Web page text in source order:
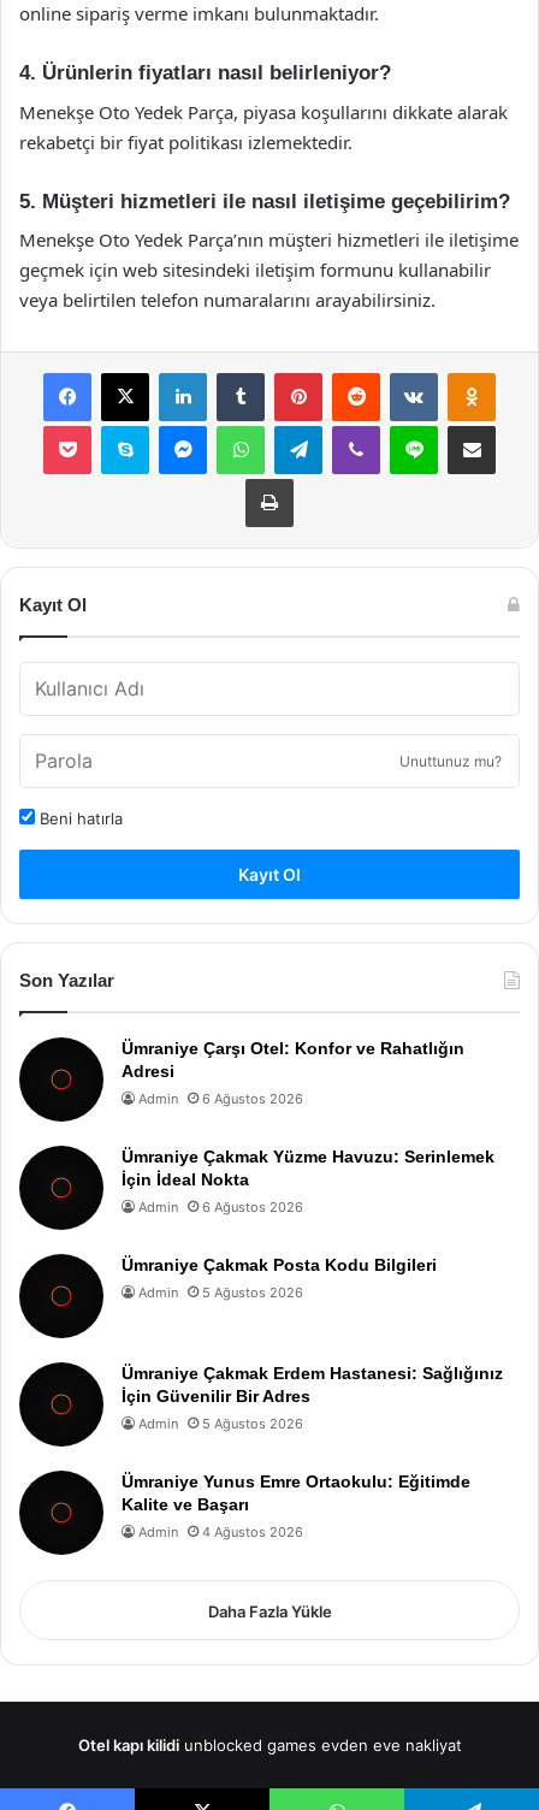
online sipariş verme imkanı bulunmaktadır.
4. Ürünlerin fiyatları nasıl belirleniyor?
Menekşe Oto Yedek Parça, piyasa koşullarını dikkate alarak
rekabetçi bir fiyat politikası izlemektedir.
5. Müşteri hizmetleri ile nasıl iletişime geçebilirim?
Menekşe Oto Yedek Parça’nın müşteri hizmetleri ile iletişime
geçmek için web sitesindeki iletişim formunu kullanabilir
veya belirtilen telefon numaralarını arayabilirsiniz.
Facebook
X LinkedInTumblr PinterestReddit VKontakte
Pocket Skype MessengerWhatsAppTelegramViber Line E-Posta ile
Yazdır
Kayıt Ol
Unuttunuz mu?
Beni hatırla
Kayıt Ol
Son Yazılar
Ümraniye Çarşı Otel: Konfor ve Rahatlığın
Adresi
Admin 6 Ağustos 2026
Ümraniye Çakmak Yüzme Havuzu: Serinlemek
İçin İdeal Nokta
Admin 6 Ağustos 2026
Ümraniye Çakmak Posta Kodu Bilgileri
Admin 5 Ağustos 2026
Ümraniye Çakmak Erdem Hastanesi: Sağlığınız
İçin Güvenilir Bir Adres
Admin 5 Ağustos 2026
Ümraniye Yunus Emre Ortaokulu: Eğitimde
Kalite ve Başarı
Admin 4 Ağustos 2026
Daha Fazla Yükle
Otel kapı kilidi unblocked games evden eve nakliyat